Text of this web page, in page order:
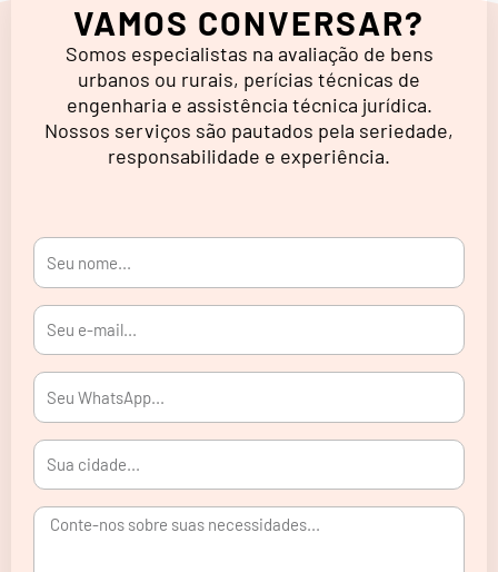
VAMOS CONVERSAR?
Somos especialistas na avaliação de bens
urbanos ou rurais, perícias técnicas de
engenharia e assistência técnica jurídica.
Nossos serviços são pautados pela seriedade,
responsabilidade e experiência.
Seu
nome...
Seu
e-
mail...
Seu
WhatsApp...
Sua
cidade...
Conte-